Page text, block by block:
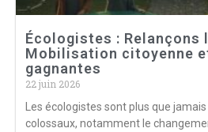
Écologistes : Relançons
Mobilisation citoyenne
gagnantes
22 juin 2026
Les écologistes sont plus que
colossaux, notamment le